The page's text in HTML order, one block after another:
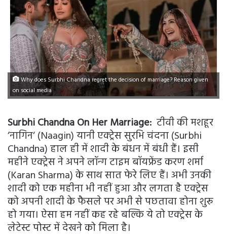
Why does Surbhi Chandna regret the decision of marriage? Reason given
on social media
Surbhi Chandna On Her Marriage: टीवी की मशहूर
‘नागिन‘ (Naagin) यानी एक्ट्रेस सुरभि चंदना (Surbhi
Chandna) हाल ही में शादी के बंधन में बंधी हैं। इसी
महीने एक्ट्रेस ने अपने लॉन्ग टाइम बॉयफ्रेंड करण शर्मा
(Karan Sharma) के साथ सात फेरे लिए हैं। अभी उनकी
शादी को एक महीना भी नहीं हुआ और लगता है एक्ट्रेस
को अपनी शादी के फैसले पर अभी से पछतावा होना शुरू
हो गया। ऐसा हम नहीं कह रहे बल्कि ये तो एक्ट्रेस के
लेटेस्ट पोस्ट में देखने को मिला है।